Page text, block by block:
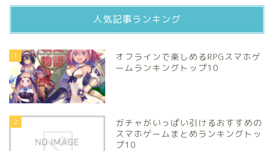
人気記事ランキング
1
オフラインで楽しめるRPGスマホゲ
ームランキングトップ10
2
ガチャがいっぱい引けるおすすめの
スマホゲームまとめランキングトッ
プ10